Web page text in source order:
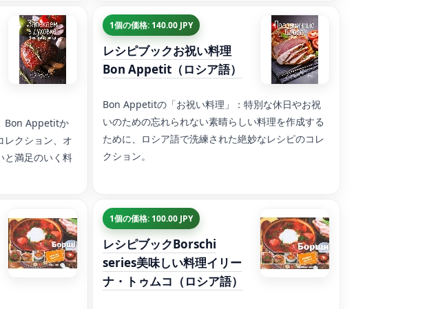
Bon Appetitか
レクション、オ
と満足のいく料
1個の価格: 140.00 JPY
レシピブックお祝い料理
Bon Appetit（ロシア語）
Bon Appetitの「お祝い料理」：特別な休日やお祝
いのための忘れられない素晴らしい料理を作成する
ために、ロシア語で洗練された絶妙なレシピのコレ
クション。
1個の価格: 100.00 JPY
レシピブックBorschi
series美味しい料理イリー
ナ・トゥムコ（ロシア語）